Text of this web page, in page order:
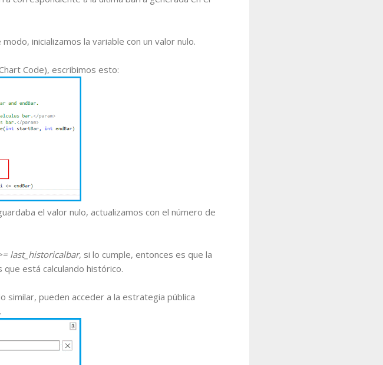
inicializamos la variable con un valor nulo.
Code), escribimos esto:
el valor nulo, actualizamos con el número de
last_historicalbar, si lo cumple, entonces es que la
está calculando histórico.
similar, pueden acceder a la estrategia pública